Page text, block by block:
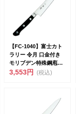
【FC-1040】富士カト
ラリー 令月 口金付き
モリブデン特殊鋼庖丁
ペティナイフ ...
3,553円 (税込)